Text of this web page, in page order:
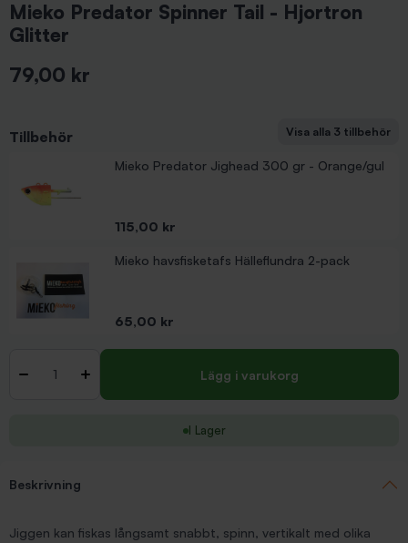
Mieko Predator Spinner Tail - Hjortron
Glitter
79,00 kr
Tillbehör Visa alla 3 tillbehör
Mieko Predator Jighead 300 gr - Orange/gul
Pris
115,00 kr
Mieko havsfisketafs Hälleflundra 2-pack
Pris
65,00 kr
Pris
- + Lägg i varukorg
I Lager
Beskrivning
Jiggen kan fiskas långsamt snabbt, spinn, vertikalt med olika